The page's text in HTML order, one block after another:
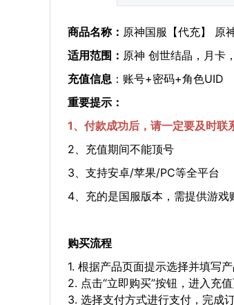
商品名称： 原神国服【代充】 原
适用范围： 原神 创世结晶，月卡
充值信息 ：账号+密码+角色UID
重要提示：
1、付款成功后，请一定要及时联
2、充值期间不能顶号
3、支持安卓/苹果/PC等全平台
4、充的是国服版本，需提供游戏
购买流程
1. 根据产品页面提示选择并填写产
2. 点击“立即购买”按钮，进入充
3. 选择支付方式进行支付，完成